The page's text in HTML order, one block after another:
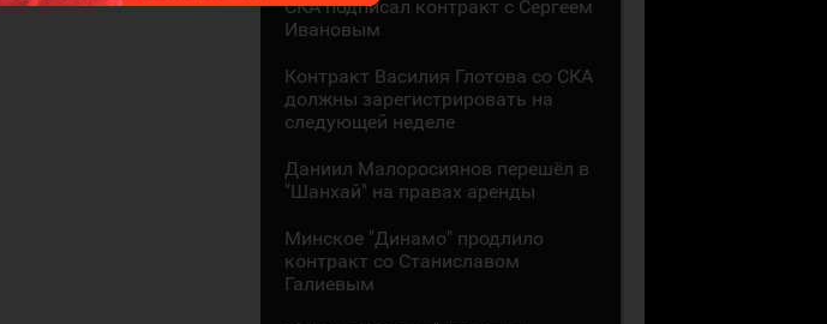
СКА подписал контракт с Сергеем
Ивановым
Контракт Василия Глотова со СКА
должны зарегистрировать на
следующей неделе
Даниил Малоросиянов перешёл в
"Шанхай" на правах аренды
Минское "Динамо" продлило
контракт со Станиславом
Галиевым